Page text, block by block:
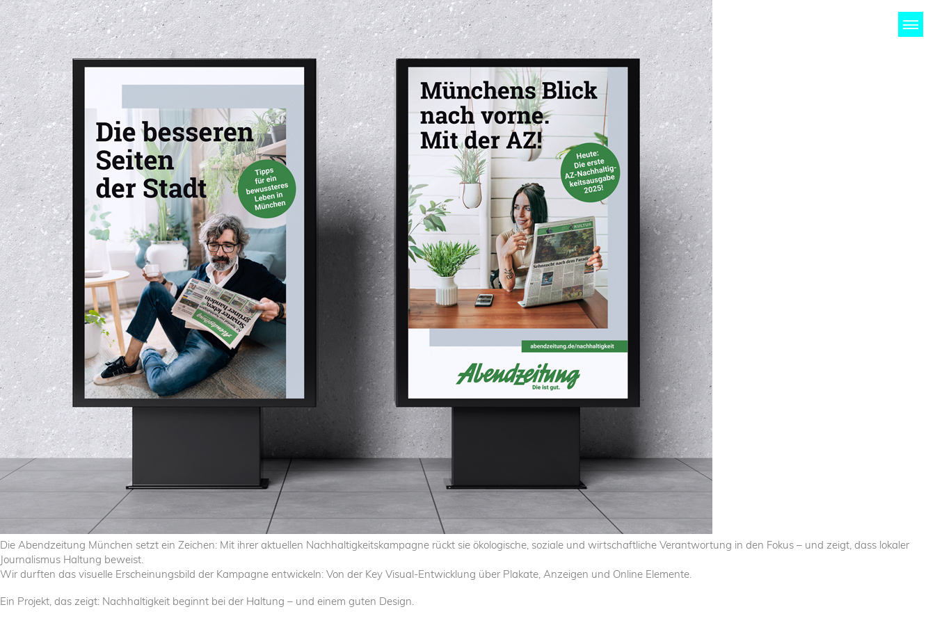
HOME LICHTUNG PROJEKTE KUNDEN
Die Abendzeitung München setzt ein Zeichen: Mit ihrer aktuellen Nachhaltigkeitskampagne rückt sie ökologische, soziale und wirtschaftliche Verantwortung in den Fokus – und zeigt, dass lokaler
Journalismus Haltung beweist.
Wir durften das visuelle Erscheinungsbild der Kampagne entwickeln: Von der Key Visual-Entwicklung über Plakate, Anzeigen und Online Elemente.
Ein Projekt, das zeigt: Nachhaltigkeit beginnt bei der Haltung – und einem guten Design.